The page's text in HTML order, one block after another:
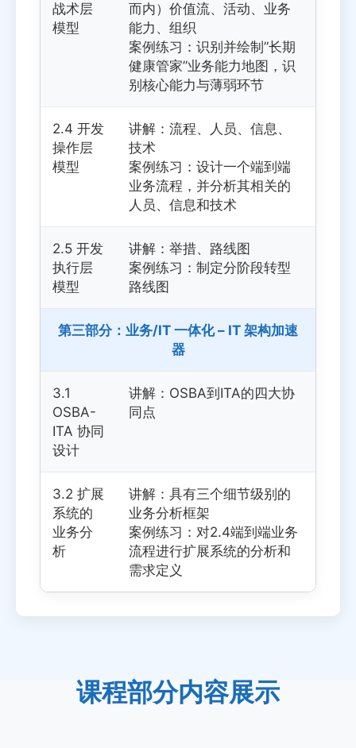
战术层
模型
而内）价值流、活动、业务
能力、组织
案例练习：识别并绘制”长期
健康管家”业务能力地图，识
别核心能力与薄弱环节
2.4 开发
操作层
模型
讲解：流程、人员、信息、
技术
案例练习：设计一个端到端
业务流程，并分析其相关的
人员、信息和技术
2.5 开发
执行层
模型
讲解：举措、路线图
案例练习：制定分阶段转型
路线图
第三部分：业务/IT 一体化 – IT 架构加速
器
3.1
OSBA-
ITA 协同
设计
讲解：OSBA到ITA的四大协
同点
3.2 扩展
系统的
业务分
析
讲解：具有三个细节级别的
业务分析框架
案例练习：对2.4端到端业务
流程进行扩展系统的分析和
需求定义
课程部分内容展示